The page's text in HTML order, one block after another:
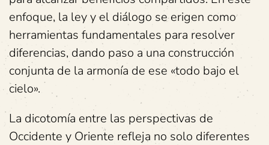
enfoque, la ley y el diálogo se erigen como
herramientas fundamentales para resolver
diferencias, dando paso a una construcción
conjunta de la armonía de ese «todo bajo el
cielo».
La dicotomía entre las perspectivas de
Occidente y Oriente refleja no solo diferentes